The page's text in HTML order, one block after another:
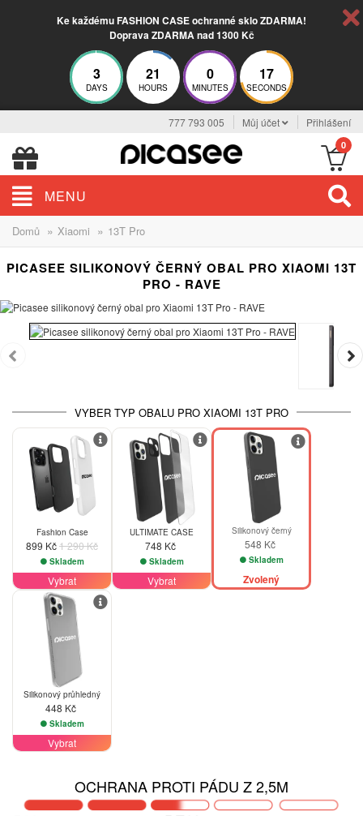
Ke každému FASHION CASE ochranné sklo ZDARMA!
Doprava ZDARMA nad 1300 Kč
3
DAYS
21
HOURS
0
MINUTES
16
SECONDS
777 793 005 Můj účet Přihlášení
0
MENU
Domů » Xiaomi » 13T Pro
PICASEE SILIKONOVÝ ČERNÝ OBAL PRO XIAOMI 13T
PRO - RAVE
VYBER TYP OBALU PRO XIAOMI 13T PRO
-30%
Fashion Case
899 Kč1 290 Kč
Skladem
Vybrat
ULTIMATE CASE
748 Kč
Skladem
Vybrat
Silikonový černý
548 Kč
Skladem
Zvolený
Silikonový průhledný
448 Kč
Skladem
Vybrat
OCHRANA PROTI PÁDU Z 2,5M